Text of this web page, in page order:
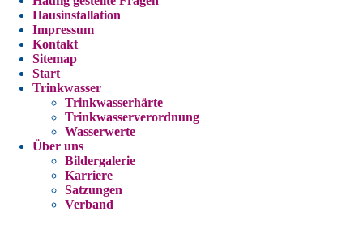
Hausinstallation
Impressum
Kontakt
Sitemap
Start
Trinkwasser
Trinkwasserhärte
Trinkwasserverordnung
Wasserwerte
Über uns
Bildergalerie
Karriere
Satzungen
Verband